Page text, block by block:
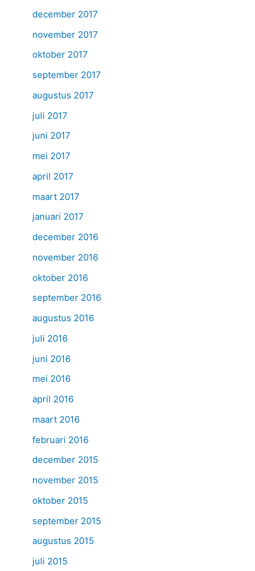
december 2017
november 2017
oktober 2017
september 2017
augustus 2017
juli 2017
juni 2017
mei 2017
april 2017
maart 2017
januari 2017
december 2016
november 2016
oktober 2016
september 2016
augustus 2016
juli 2016
juni 2016
mei 2016
april 2016
maart 2016
februari 2016
december 2015
november 2015
oktober 2015
september 2015
augustus 2015
juli 2015